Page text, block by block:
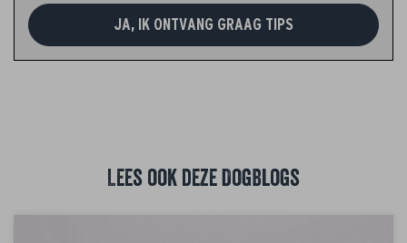
JA, IK ONTVANG GRAAG TIPS
Lees ook deze DogBlogs